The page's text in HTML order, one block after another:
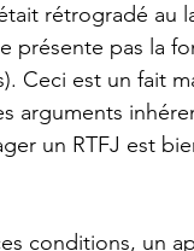
rétrogradé au
présente pas la
Ceci est un fait
arguments
un RTFJ est
conditions, un